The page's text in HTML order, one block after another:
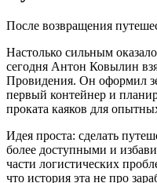
После возвращения
Настолько сильным
сегодня Антон Ковылин
Провидения. Он оформил
первый контейнер и
проката каяков для
Идея проста: сделать
более доступными и
части логистических
что история эта не про